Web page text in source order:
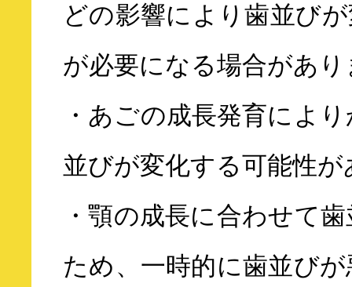
どの影響により歯並び
が必要になる場合があり
・あごの成長発育によ
並びが変化する可能性
・顎の成長に合わせて
ため、一時的に歯並び